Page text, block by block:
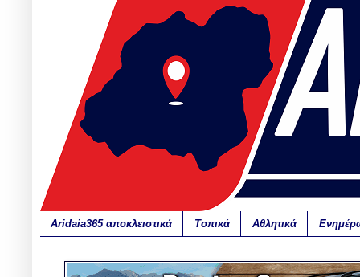
Aridaia365 αποκλειστικά Τοπικά Αθλητικά